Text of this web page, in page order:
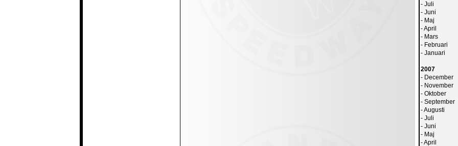
- Juli
- Juni
- Maj
-April
- Mars
- Februari
- Januari
2007
- December
- November
- Oktober
- September
-Augusti
- Juli
- Juni
- Maj
-April